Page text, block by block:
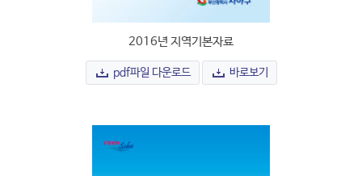
2016년 지역기본자료
pdf파일 다운로드 바로보기